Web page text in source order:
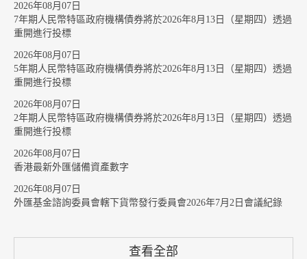
2026年08月07日
7年期人民幣特區政府機構債券將於2026年8月13日（星期四）透過
重開進行投標
2026年08月07日
5年期人民幣特區政府機構債券將於2026年8月13日（星期四）透過
重開進行投標
2026年08月07日
2年期人民幣特區政府機構債券將於2026年8月13日（星期四）透過
重開進行投標
2026年08月07日
香港最新外匯儲備資產數字
2026年08月07日
外匯基金諮詢委員會轄下貨幣發行委員會2026年7月2日會議紀錄
查看全部